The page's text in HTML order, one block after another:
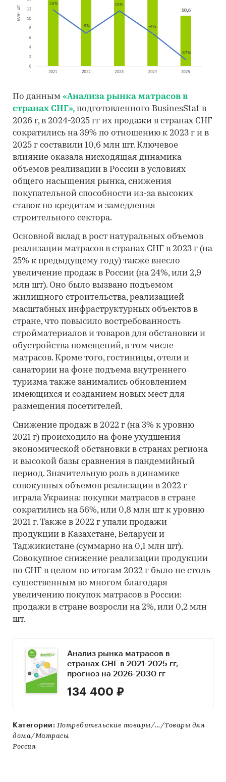
По данным «Анализа рынка матрасов в
странах СНГ», подготовленного BusinesStat в
2026 г, в 2024-2025 гг их продажи в странах СНГ
сократились на 39% по отношению к 2023 г и в
2025 г составили 10,6 млн шт. Ключевое
влияние оказала нисходящая динамика
объемов реализации в России в условиях
общего насыщения рынка, снижения
покупательной способности из-за высоких
ставок по кредитам и замедления
строительного сектора.
Основной вклад в рост натуральных объемов
реализации матрасов в странах СНГ в 2023 г (на
25% к предыдущему году) также внесло
увеличение продаж в России (на 24%, или 2,9
млн шт). Оно было вызвано подъемом
жилищного строительства, реализацией
масштабных инфраструктурных объектов в
стране, что повысило востребованность
стройматериалов и товаров для обстановки и
обустройства помещений, в том числе
матрасов. Кроме того, гостиницы, отели и
санатории на фоне подъема внутреннего
туризма также занимались обновлением
имеющихся и созданием новых мест для
размещения посетителей.
Снижение продаж в 2022 г (на 3% к уровню
2021 г) происходило на фоне ухудшения
экономической обстановки в странах региона
и высокой базы сравнения в пандемийный
период. Значительную роль в динамике
совокупных объемов реализации в 2022 г
играла Украина: покупки матрасов в стране
сократились на 56%, или 0,8 млн шт к уровню
2021 г. Также в 2022 г упали продажи
продукции в Казахстане, Беларуси и
Таджикистане (суммарно на 0,1 млн шт).
Совокупное снижение реализации продукции
по СНГ в целом по итогам 2022 г было не столь
существенным во многом благодаря
увеличению покупок матрасов в России:
продажи в стране возросли на 2%, или 0,2 млн
шт.
Анализ рынка матрасов в
странах СНГ в 2021-2025 гг,
прогноз на 2026-2030 гг
134 400 ₽
Категории: Потребительские товары/.../Товары для
дома/Матрасы
Россия